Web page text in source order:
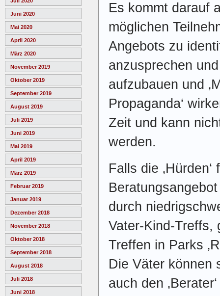
Juni 2020
Mai 2020
April 2020
März 2020
November 2019
Oktober 2019
September 2019
August 2019
Juli 2019
Juni 2019
Mai 2019
April 2019
März 2019
Februar 2019
Januar 2019
Dezember 2018
November 2018
Oktober 2018
September 2018
August 2018
Juli 2018
Juni 2018
Es kommt darauf
möglichen
Angebots zu
anzusprechen
aufzubauen und
Propaganda‘
Zeit und kann
werden.
Falls die
durch
Vater-Kind-Treffs,
Treffen in Parks
Die Väter können
auch den